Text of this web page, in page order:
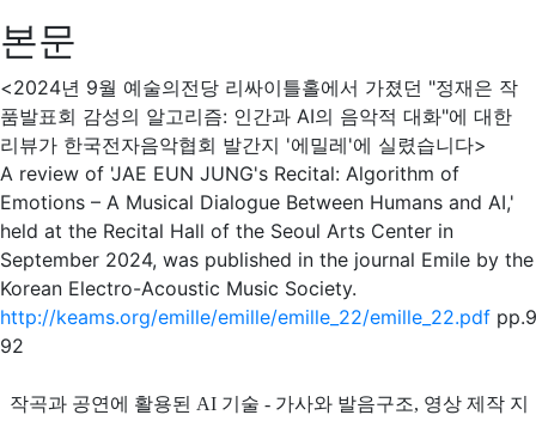
본문
<2024년 9월 예술의전당 리싸이틀홀에서 가졌던 "정재은 작
품발표회 감성의 알고리즘: 인간과 AI의 음악적 대화"에 대한
리뷰가 한국전자음악협회 발간지 '에밀레'에 실렸습니다>
A review of 'JAE EUN JUNG's Recital: Algorithm of
Emotions – A Musical Dialogue Between Humans and AI,'
held at the Recital Hall of the Seoul Arts Center in
September 2024, was published in the journal Emile by the
Korean Electro-Acoustic Music Society.
http://keams.org/emille/emille/emille_22/emille_22.pdf
92
작곡과 공연에 활용된 AI 기술 - 가사와 발음구조, 영상 제작 지